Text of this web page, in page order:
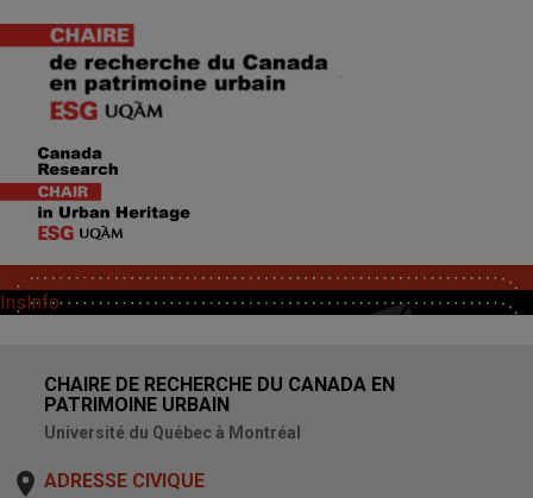
SoutChaire
InsInfo
CHAIRE DE RECHERCHE DU CANADA EN
PATRIMOINE URBAIN
Université du Québec à Montréal
ADRESSE CIVIQUE